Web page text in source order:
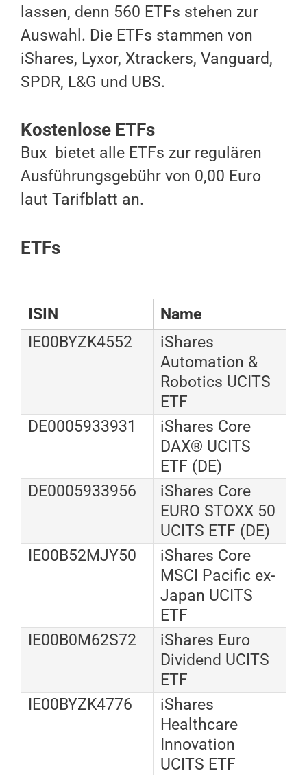
lassen, denn 560 ETFs stehen zur
Auswahl. Die ETFs stammen von
iShares, Lyxor, Xtrackers, Vanguard,
SPDR, L&G und UBS.
Kostenlose ETFs
Bux bietet alle ETFs zur regulären
Ausführungsgebühr von 0,00 Euro
laut Tarifblatt an.
ETFs
ISIN
Name
IE00BYZK4552
iShares
Automation &
Robotics UCITS
ETF
DE0005933931
iShares Core
DAX® UCITS
ETF (DE)
DE0005933956
iShares Core
EURO STOXX 50
UCITS ETF (DE)
IE00B52MJY50
iShares Core
MSCI Pacific ex-
Japan UCITS
ETF
IE00B0M62S72
iShares Euro
Dividend UCITS
ETF
IE00BYZK4776
iShares
Healthcare
Innovation
UCITS ETF